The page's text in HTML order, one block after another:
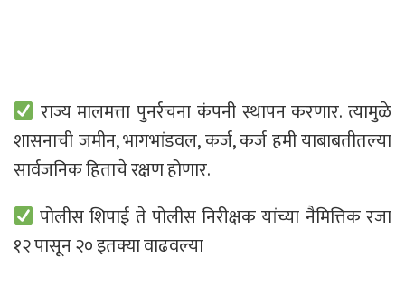
राज्य मालमत्ता पुनर्रचना कंपनी स्थापन करणार. त्यामुळे
शासनाची जमीन, भागभांडवल, कर्ज, कर्ज हमी याबाबतीतल्या
सार्वजनिक हिताचे रक्षण होणार.
पोलीस शिपाई ते पोलीस निरीक्षक यांच्या नैमित्तिक रजा
१२ पासून २० इतक्या वाढवल्या